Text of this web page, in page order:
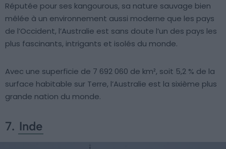
Réputée pour ses kangourous, sa nature sauvage bien
mêlée à un environnement aussi moderne que les pays
de l’Occident, l’Australie est sans doute l’un des pays les
plus fascinants, intrigants et isolés du monde.
Avec une superficie de 7 692 060 de km², soit 5,2 % de la
surface habitable sur Terre, l’Australie est la sixième plus
grande nation du monde.
7. Inde